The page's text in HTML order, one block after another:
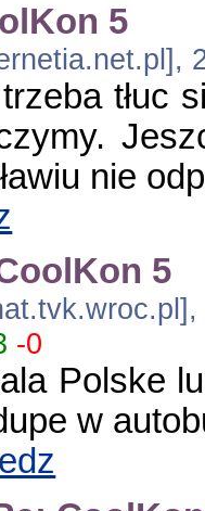
5
tłuc
nie
5
-0
Polske
w